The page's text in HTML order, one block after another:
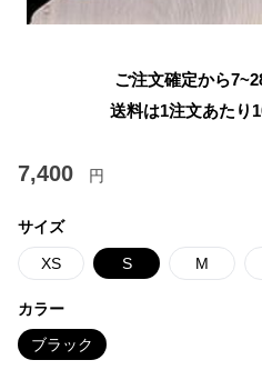
ご注文確定から
送料は1注文あたり
7,400 円
サイズ
XS S M
カラー
ブラック